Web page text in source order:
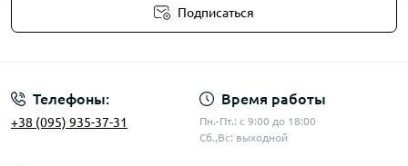
Подписаться
Телефоны:
+38 (095) 935-37-31
Время работы
Пн.-Пт.: с 9:00 до 18:00
Сб.,Вс: выходной